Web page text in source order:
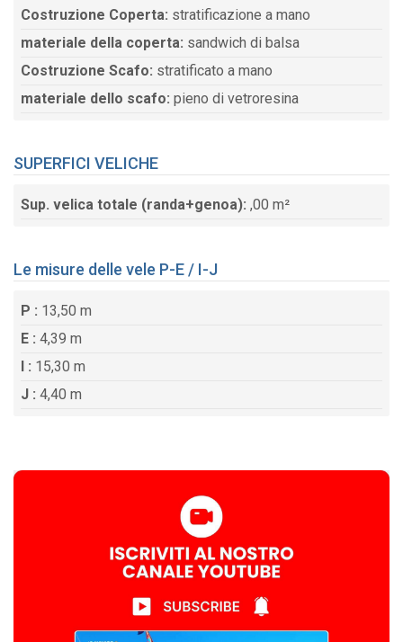
Costruzione Coperta: stratificazione a mano
materiale della coperta: sandwich di balsa
Costruzione Scafo: stratificato a mano
materiale dello scafo: pieno di vetroresina
SUPERFICI VELICHE
Sup. velica totale (randa+genoa): ,00 m²
Le misure delle vele P-E / I-J
P : 13,50 m
E : 4,39 m
I : 15,30 m
J : 4,40 m